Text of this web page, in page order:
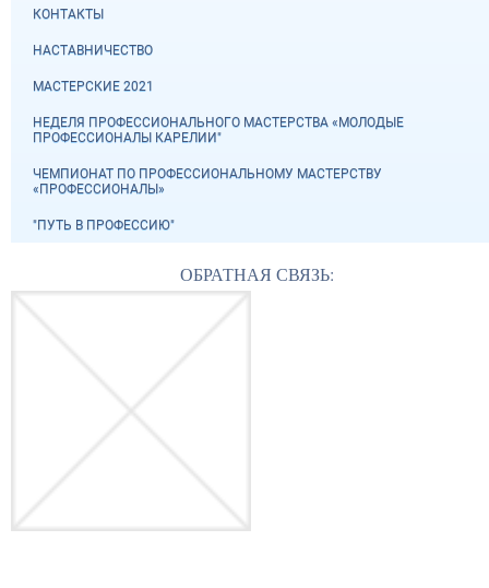
КОНТАКТЫ
НАСТАВНИЧЕСТВО
МАСТЕРСКИЕ 2021
НЕДЕЛЯ ПРОФЕССИОНАЛЬНОГО МАСТЕРСТВА «МОЛОДЫЕ
ПРОФЕССИОНАЛЫ КАРЕЛИИ"
ЧЕМПИОНАТ ПО ПРОФЕССИОНАЛЬНОМУ МАСТЕРСТВУ
«ПРОФЕССИОНАЛЫ»
"ПУТЬ В ПРОФЕССИЮ"
ОБРАТНАЯ СВЯЗЬ: